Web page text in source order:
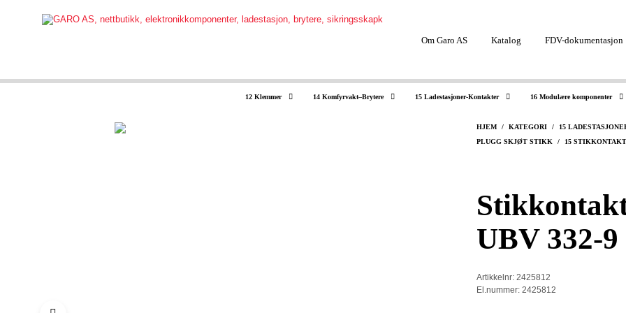
12 Klemmer 14 Komfyrvakt–Brytere 15 Ladestasjoner-Kontakter 16 Modulære komponenter
Om Garo AS Katalog FDV-dokumentasjon
HJEM / KATEGORI / 15
PLUGG SKJØT STIKK
/ 15
UBV 332-
Artikkelnr: 2425812
El.nummer: 2425812